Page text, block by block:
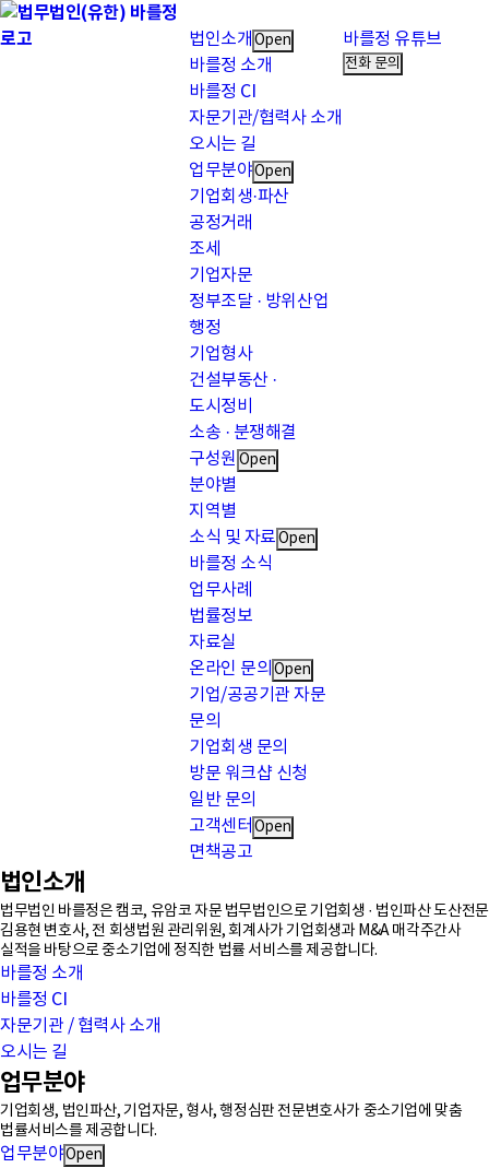
법인소개 Open
바를정 소개
바를정 CI
자문기관/협력사 소개
오시는 길
업무분야Open
기업회생·파산
공정거래
조세
기업자문
정부조달 · 방위산업
행정
기업형사
건설부동산 ·
도시정비
소송 · 분쟁해결
구성원 Open
분야별
지역별
소식 및 자료Open
바를정 소식
업무사례
법률정보
자료실
온라인 문의 Open
기업/공공기관 자문
문의
기업회생 문의
방문 워크샵 신청
일반 문의
고객센터 Open
면책공고
바를정 유튜브
전화 문의
법인소개
법무법인 바를정은 캠코, 유암코 자문 법무법인으로 기업회생 · 법인파산 도산전문
김용현 변호사, 전 회생법원 관리위원, 회계사가 기업회생과 M&A 매각주간사
실적을 바탕으로 중소기업에 정직한 법률 서비스를 제공합니다.
바를정 소개
바를정 CI
자문기관 / 협력사 소개
오시는 길
업무분야
기업회생, 법인파산, 기업자문, 형사, 행정심판 전문변호사가 중소기업에 맞춤
법률서비스를 제공합니다.
업무분야Open